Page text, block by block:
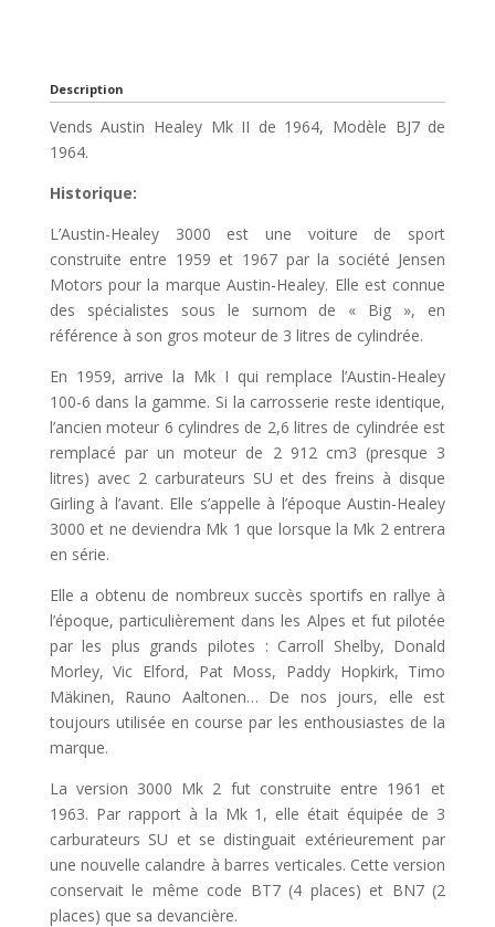
Description
Vends Austin Healey Mk II de 1964, Modèle BJ7 de
1964.
Historique:
L’Austin-Healey 3000 est une voiture de sport
construite entre 1959 et 1967 par la société Jensen
Motors pour la marque Austin-Healey. Elle est connue
des spécialistes sous le surnom de « Big », en
référence à son gros moteur de 3 litres de cylindrée.
En 1959, arrive la Mk I qui remplace l’Austin-Healey
100-6 dans la gamme. Si la carrosserie reste identique,
l’ancien moteur 6 cylindres de 2,6 litres de cylindrée est
remplacé par un moteur de 2 912 cm3 (presque 3
litres) avec 2 carburateurs SU et des freins à disque
Girling à l’avant. Elle s’appelle à l’époque Austin-Healey
3000 et ne deviendra Mk 1 que lorsque la Mk 2 entrera
en série.
Elle a obtenu de nombreux succès sportifs en rallye à
l’époque, particulièrement dans les Alpes et fut pilotée
par les plus grands pilotes : Carroll Shelby, Donald
Morley, Vic Elford, Pat Moss, Paddy Hopkirk, Timo
Mäkinen, Rauno Aaltonen… De nos jours, elle est
toujours utilisée en course par les enthousiastes de la
marque.
La version 3000 Mk 2 fut construite entre 1961 et
1963. Par rapport à la Mk 1, elle était équipée de 3
carburateurs SU et se distinguait extérieurement par
une nouvelle calandre à barres verticales. Cette version
conservait le même code BT7 (4 places) et BN7 (2
places) que sa devancière.